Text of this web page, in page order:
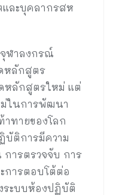
ละบุคลากรสห
จุฬาลงกรณ์
หลักสูตร
ดหลักสูตรใหม่ แต่
ม่ในการพัฒนา
าทายของโลก
บัติการมีความ
ารตรวจจับ การ
การตอบโต้ต่อ
ระบบห้องปฏิบัติ